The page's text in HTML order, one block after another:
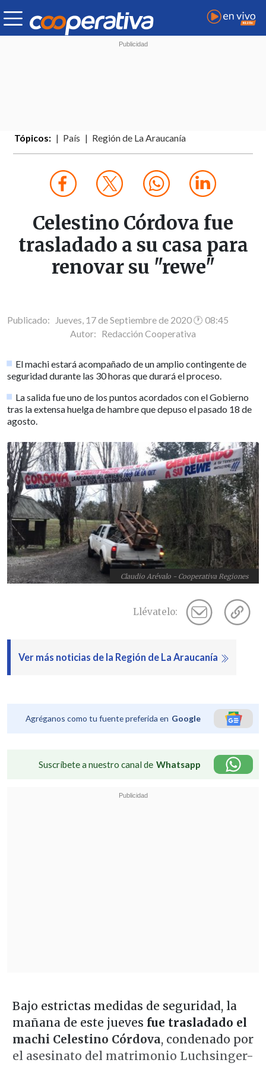
Tópicos: País Región de La Araucanía
Celestino Córdova fue
trasladado a su casa para
renovar su "rewe"
Publicado: Jueves, 17 de Septiembre de 2020 🕐 08:45
Autor: Redacción Cooperativa
El machi estará acompañado de un amplio contingente de
seguridad durante las 30 horas que durará el proceso.
La salida fue uno de los puntos acordados con el Gobierno
tras la extensa huelga de hambre que depuso el pasado 18 de
agosto.
Claudio Arévalo - Cooperativa Regiones
Llévatelo:
Ver más noticias de la Región de La Araucanía
Agréganos como tu fuente preferida en Google
Suscríbete a nuestro canal de Whatsapp
Bajo estrictas medidas de seguridad, la
mañana de este jueves fue trasladado el
machi Celestino Córdova, condenado por
el asesinato del matrimonio Luchsinger-